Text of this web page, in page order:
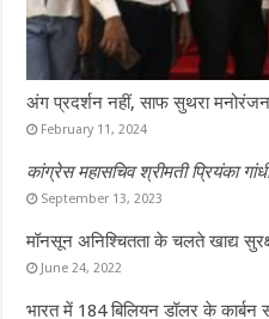
अंग प्रदर्शन नहीं, साफ सुथरा
February 11, 2024
कांग्रेस महासचिव श्रीमती प्रियंका
September 13, 2023
मॉनसून अनिश्चितता के चलते खाद्य
June 24, 2022
भारत में 184 बिलियन डॉलर के कार्बन